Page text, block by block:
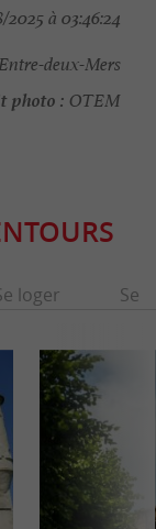
2025 à 03:46:24
deux-Mers
photo : OTEM
loger Se